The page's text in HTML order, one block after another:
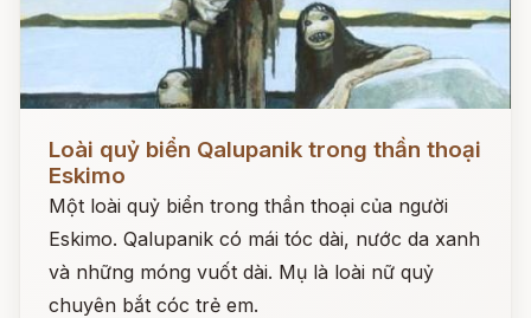
Loài quỷ biển Qalupanik trong thần thoại
Eskimo
Một loài quỷ biển trong thần thoại của người
Eskimo. Qalupanik có mái tóc dài, nước da xanh
và những móng vuốt dài. Mụ là loài nữ quỷ
chuyên bắt cóc trẻ em.